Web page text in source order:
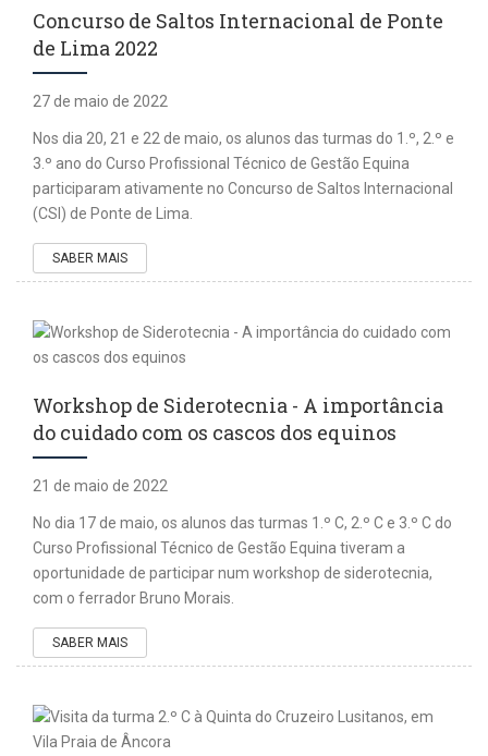
Concurso de Saltos Internacional de Ponte
de Lima 2022
27 de maio de 2022
Nos dia 20, 21 e 22 de maio, os alunos das turmas do 1.º, 2.º e
3.º ano do Curso Profissional Técnico de Gestão Equina
participaram ativamente no Concurso de Saltos Internacional
(CSI) de Ponte de Lima.
SABER MAIS
Workshop de Siderotecnia - A importância
do cuidado com os cascos dos equinos
21 de maio de 2022
No dia 17 de maio, os alunos das turmas 1.º C, 2.º C e 3.º C do
Curso Profissional Técnico de Gestão Equina tiveram a
oportunidade de participar num workshop de siderotecnia,
com o ferrador Bruno Morais.
SABER MAIS